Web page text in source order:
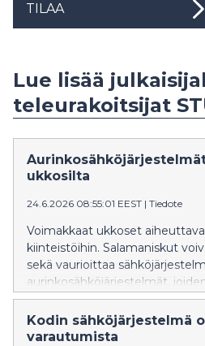
TILAA
Lue lisää
teleurakoitsijat
ukkosilta
24.6.2026 08:55:01 EEST | Tiedote
Voimakkaat ukkoset
kiinteistöihin. Salamaniskut
sekä vaurioittaa
aurinkosähköjärjestelmät,
nopeasti viime vuosina, ovat
Vauriot voivat aiheuttaa
kalliisiin korjauksiin.
Kodin sähköjärjestelmä
varautumista